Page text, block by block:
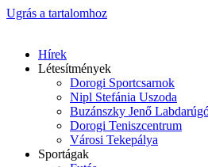
Ugrás a tartalomhoz
Hírek
Létesítmények
Dorogi Sportcsarnok
Nipl Stefánia Uszoda
Buzánszky Jenő
Dorogi Teniszcentrum
Városi Tekepálya
Sportágak